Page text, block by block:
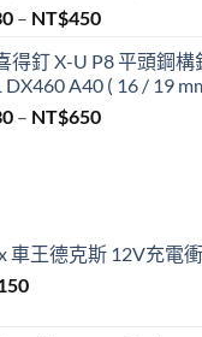
– NT$450價
範
圍：
NT$330
得釘 X-U P8 平頭鋼
DX460 A40 ( 16 / 19
– NT$650價
到
NT$650
車王德克斯 12V充電